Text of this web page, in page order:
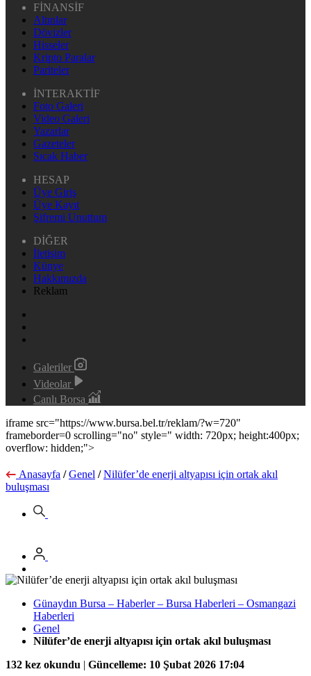
FİNANSİF
Altınlar
Dövizler
Hisseler
Kripto Paralar
Pariteler
İNTERAKTİF
Foto Galeri
Video Galeri
Yazarlar
Gazeteler
Sıcak Haber
HESAP
Üye Giriş
Üye Kayıt
Şifremi Unuttum
DİĞER
İletişim
Künye
Hakkımızda
Reklam
Galeriler
Videolar
Canlı Borsa
iframe src="https://www.bursa.bel.tr/reklam/?w=720"
frameborder=0 scrolling="no" style=" width: 720px; height:400px;
overflow: hidden;">
Anasayfa / Genel / Nilüfer’de enerji altyapısı için ortak akıl
buluşması
Günaydın Bursa – Haberler – Bursa Haberleri – Osmangazi
Haberleri
Genel
Nilüfer’de enerji altyapısı için ortak akıl buluşması
132 kez okundu | Güncelleme: 10 Şubat 2026 17:04